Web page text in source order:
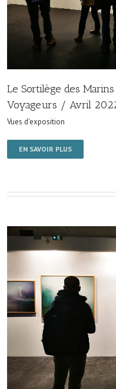
Le Sortilège des
Voyageurs / Avril
Vues d'exposition
EN SAVOIR PLUS